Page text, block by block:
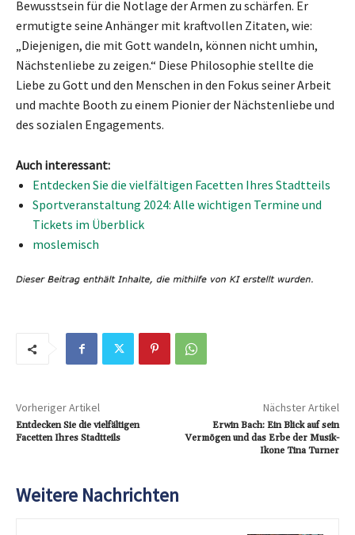
Bewusstsein für die Notlage der Armen zu schärfen. Er
ermutigte seine Anhänger mit kraftvollen Zitaten, wie:
„Diejenigen, die mit Gott wandeln, können nicht umhin,
Nächstenliebe zu zeigen.“ Diese Philosophie stellte die
Liebe zu Gott und den Menschen in den Fokus seiner Arbeit
und machte Booth zu einem Pionier der Nächstenliebe und
des sozialen Engagements.
Auch interessant:
Entdecken Sie die vielfältigen Facetten Ihres Stadtteils
Sportveranstaltung 2024: Alle wichtigen Termine und
Tickets im Überblick
moslemisch
Vorheriger Artikel
Entdecken Sie die vielfältigen
Facetten Ihres Stadtteils
Nächster Artikel
Erwin Bach: Ein Blick auf sein
Vermögen und das Erbe der Musik-
Ikone Tina Turner
Weitere Nachrichten